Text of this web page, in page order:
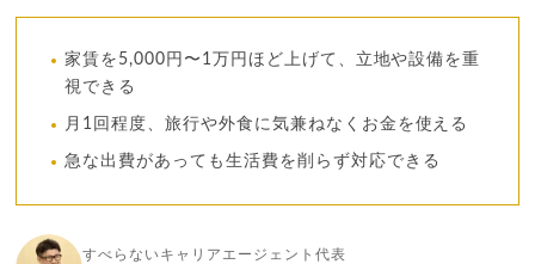
家賃を5,000円〜1万円ほど上げて、立地や設備を重
視できる
月1回程度、旅行や外食に気兼ねなくお金を使える
急な出費があっても生活費を削らず対応できる
すべらないキャリアエージェント代表